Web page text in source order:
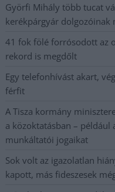
Györfi Mihály több tucat
kerékpárgyár dolgozóinak
41 fok fölé forrósodott az
rekord is megdőlt
Egy telefonhívást akart,
férfit
A Tisza kormány
a közoktatásban – például
munkáltatói jogaikat
Sok volt az igazolatlan
kapott, más fideszesek